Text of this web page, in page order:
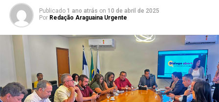
Publicado 1 ano atrás on 10 de abril de 2025
Por Redação Araguaina Urgente